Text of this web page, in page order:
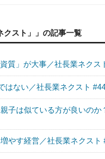
クスト」」の記事一覧
質」が大事／社長業ネクス
はない／社長業ネクスト
子は似ている方が良いのか
やす経営／社長業ネクスト